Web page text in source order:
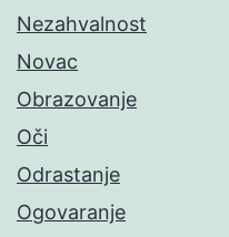
Nezahvalnost
Novac
Obrazovanje
Oči
Odrastanje
Ogovaranje